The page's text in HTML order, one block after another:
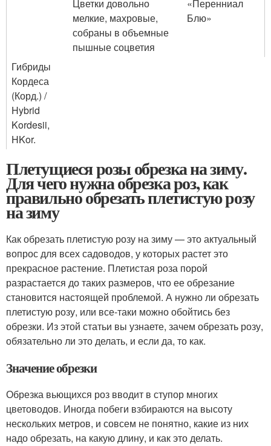
Цветки довольно
мелкие, махровые,
собраны в объемные
пышные соцветия
«Перенниал
Блю»
Гибриды
Кордеса
(Корд.) /
Hybrid
Kordesii,
HKor.
Плетущиеся розы обрезка на зиму.
Для чего нужна обрезка роз, как
правильно обрезать плетистую розу
на зиму
Как обрезать плетистую розу на зиму — это актуальный
вопрос для всех садоводов, у которых растет это
прекрасное растение. Плетистая роза порой
разрастается до таких размеров, что ее обрезание
становится настоящей проблемой. А нужно ли обрезать
плетистую розу, или все-таки можно обойтись без
обрезки. Из этой статьи вы узнаете, зачем обрезать розу,
обязательно ли это делать, и если да, то как.
Значение обрезки
Обрезка вьющихся роз вводит в ступор многих
цветоводов. Иногда побеги взбираются на высоту
нескольких метров, и совсем не понятно, какие из них
надо обрезать, на какую длину, и как это делать.